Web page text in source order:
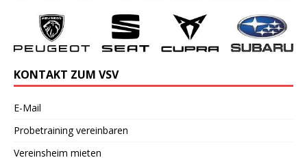
KONTAKT ZUM VSV
E-Mail
Probetraining vereinbaren
Vereinsheim mieten